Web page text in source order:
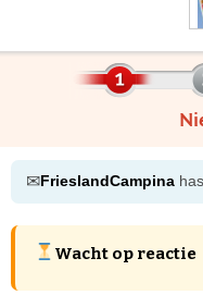
✉FrieslandCampina
Wacht op reactie